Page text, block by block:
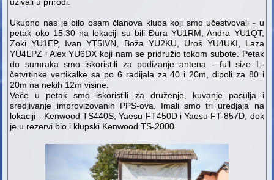
uživali u prirodi.
Ukupno nas je bilo osam članova kluba koji smo učestvovali - u
petak oko 15:30 na lokaciji su bili Đura YU1RM, Andra YU1QT,
Zoki YU1EP, Ivan YT5IVN, Boža YU2KU, Uroš YU4UKI, Laza
YU4LPZ i Alex YU6DX koji nam se pridružio tokom subote. Petak
do sumraka smo iskoristili za podizanje antena - full size L-
četvrtinke vertikalke sa po 6 radijala za 40 i 20m, dipoli za 80 i
20m na nekih 12m visine.
Veče u petak smo iskoristili za druženje, kuvanje pasulja i
sredjivanje improvizovanih PPS-ova. Imali smo tri uredjaja na
lokaciji - Kenwood TS440S, Yaesu FT450D i Yaesu FT-857D, dok
je u rezervi bio i klupski Kenwood TS-2000.